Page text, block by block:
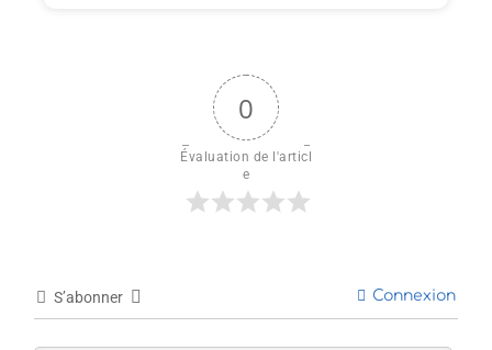
0
Évaluation de l'articl
e
S’abonner Connexion